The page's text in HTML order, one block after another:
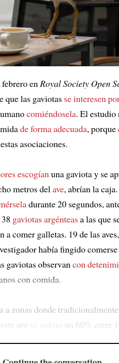
enRoyal Society Open
que las gaviotas se interesen
comiéndosela. El
de forma adecuada, porque
estas asociaciones.
escogíanuna gaviota y se
metros delave, abrían la
durante 20 segundos,
gaviotas argénteasa las que
a comer galletas. 19 de las
había fingido comerse
gaviotas observancon
con comida.
a zonas donde tradicionalmente
ave se redujo un 60% entre